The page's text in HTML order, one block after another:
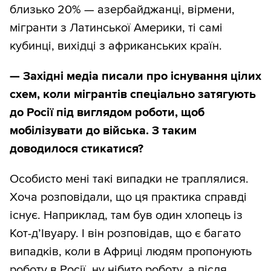
близько 20% — азербайджанці, вірмени,
мігранти з Латинської Америки, ті самі
кубинці, вихідці з африканських країн.
— Західні медіа писали про існування цілих
схем, коли мігрантів спеціально затягують
до Росії під виглядом роботи, щоб
мобілізувати до війська. З таким
доводилося стикатися?
Особисто мені такі випадки не траплялися.
Хоча розповідали, що ця практика справді
існує. Наприклад, там був один хлопець із
Кот-д’Івуару. І він розповідав, що є багато
випадків, коли в Африці людям пропонують